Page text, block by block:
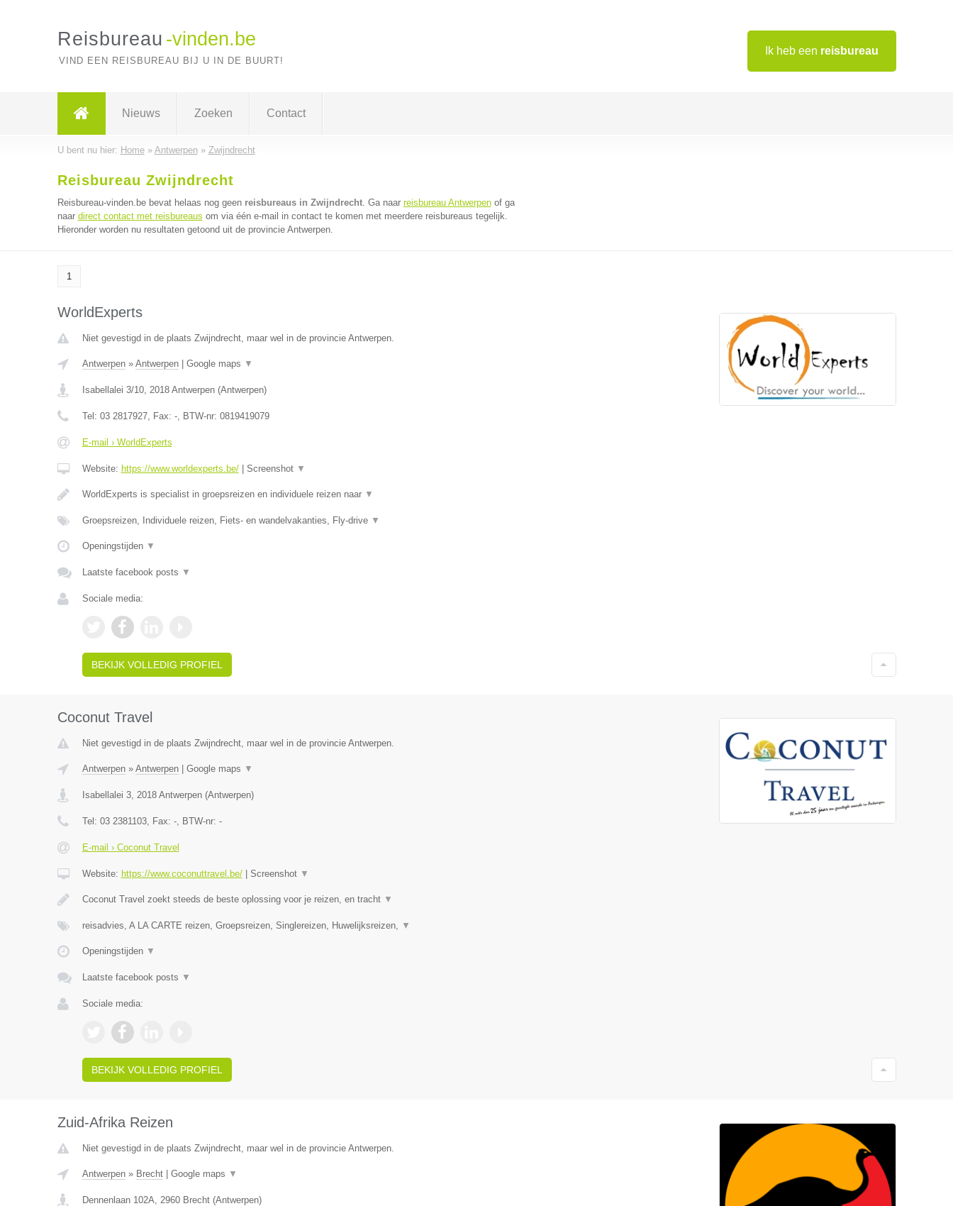
Ik heb een reisbureau
Reisbureau -vinden.be
VIND EEN REISBUREAU BIJ U IN DE BUURT!
Nieuws Zoeken Contact
U bent nu hier: Home» Antwerpen» Zwijndrecht
Reisbureau Zwijndrecht
Reisbureau-vinden.be bevat helaas nog geen reisbureaus in Zwijndrecht. Ga naar reisbureau Antwerpenof ga
naar direct contact met reisbureaus om via één e-mail in contact te komen met meerdere reisbureaus tegelijk.
Hieronder worden nu resultaten getoond uit de provincie Antwerpen.
1
WorldExperts
Niet gevestigd in de plaats Zwijndrecht, maar wel in de provincie Antwerpen.
Antwerpen» Antwerpen| Google maps ▼
Isabellalei 3/10, 2018 Antwerpen(Antwerpen)
Tel: 03 2817927, Fax: -, BTW-nr: 0819419079
E-mail › WorldExperts
Website: https://www.worldexperts.be/| Screenshot ▼
WorldExperts is specialist in groepsreizen en individuele reizen naar ▼
Groepsreizen, Individuele reizen, Fiets- en wandelvakanties, Fly-drive ▼
Openingstijden ▼
Laatste facebook posts ▼
Sociale media:
BEKIJK VOLLEDIG PROFIEL
Coconut Travel
Niet gevestigd in de plaats Zwijndrecht, maar wel in de provincie Antwerpen.
Antwerpen» Antwerpen| Google maps ▼
Isabellalei 3, 2018 Antwerpen(Antwerpen)
Tel: 03 2381103, Fax: -, BTW-nr: -
E-mail › Coconut Travel
Website: https://www.coconuttravel.be/| Screenshot ▼
Coconut Travel zoekt steeds de beste oplossing voor je reizen, en tracht ▼
reisadvies, A LA CARTE reizen, Groepsreizen, Singlereizen, Huwelijksreizen, ▼
Openingstijden ▼
Laatste facebook posts ▼
Sociale media:
BEKIJK VOLLEDIG PROFIEL
Zuid-Afrika Reizen
Niet gevestigd in de plaats Zwijndrecht, maar wel in de provincie Antwerpen.
Antwerpen» Brecht| Google maps ▼
Dennenlaan 102A, 2960 Brecht(Antwerpen)